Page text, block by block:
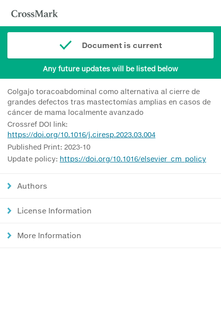
Document is current
Any future updates will be listed below
Colgajo toracoabdominal como alternativa al cierre de
grandes defectos tras mastectomías amplias en casos de
cáncer de mama localmente avanzado
Crossref DOI link:
https://doi.org/10.1016/j.ciresp.2023.03.004
Published Print: 2023-10
Update policy: https://doi.org/10.1016/elsevier_cm_policy
Authors
License Information
More Information